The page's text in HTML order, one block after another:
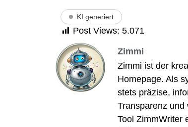
KI generiert
Post Views: 5.071
Zimmi
Zimmi ist der
Homepage. Als
stets präzise,
Transparenz und
Tool ZimmWriter